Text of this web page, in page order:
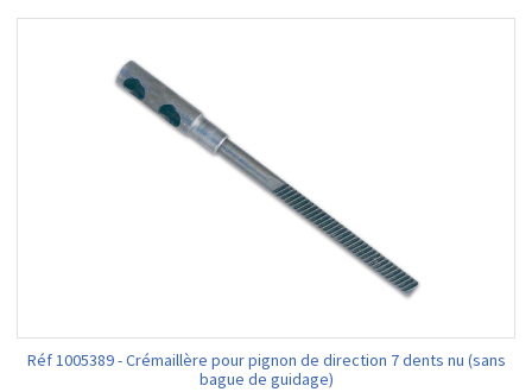
Réf 1005389 - Crémaillère pour pignon de direction 7 dents nu (sans
bague de guidage)